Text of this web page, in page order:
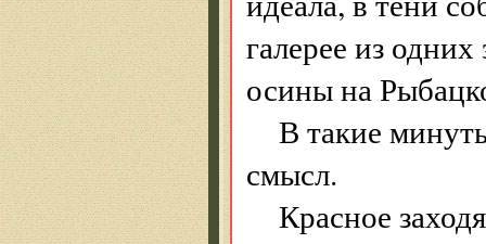
галерее из
осины на
В такие
смысл.
Красное